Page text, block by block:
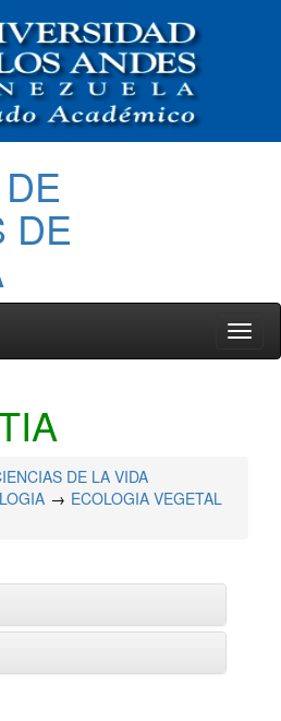
DE
DE LA VIDA
ECOLOGIA VEGETAL